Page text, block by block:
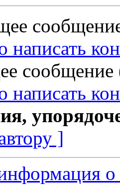
написать
сообщение
написать
]